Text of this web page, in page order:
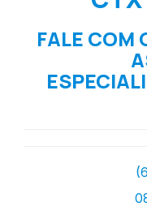
FALE COM